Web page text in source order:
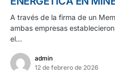
A través de la firma de un
ambas empresas
el…
admin
12 de febrero de 2026